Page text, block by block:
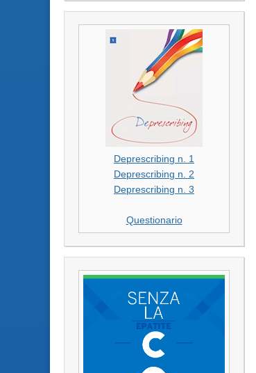
Deprescribing n. 1
Deprescribing n. 2
Deprescribing n. 3
Questionario